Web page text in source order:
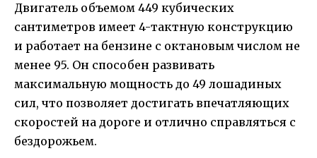
Двигатель объемом 449 кубических
сантиметров имеет 4-тактную конструкцию
и работает на бензине с октановым числом не
менее 95. Он способен развивать
максимальную мощность до 49 лошадиных
сил, что позволяет достигать впечатляющих
скоростей на дороге и отлично справляться с
бездорожьем.